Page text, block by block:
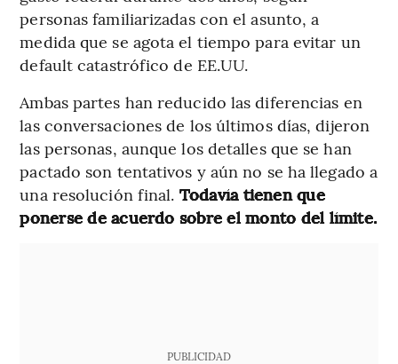
personas familiarizadas con el asunto, a
medida que se agota el tiempo para evitar un
default catastrófico de EE.UU.
Ambas partes han reducido las diferencias en
las conversaciones de los últimos días, dijeron
las personas, aunque los detalles que se han
pactado son tentativos y aún no se ha llegado a
una resolución final. Todavía tienen que
ponerse de acuerdo sobre el monto del límite.
PUBLICIDAD